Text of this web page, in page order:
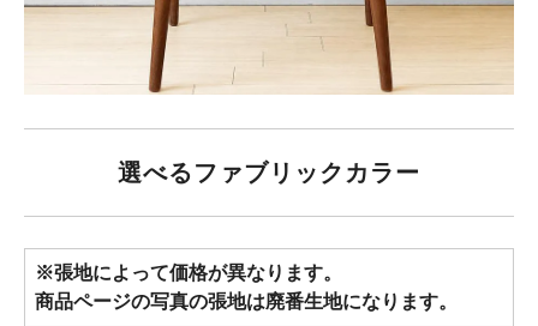
選べるファブリックカラー
※張地によって価格が異なります。
商品ページの写真の張地は廃番生地になります。